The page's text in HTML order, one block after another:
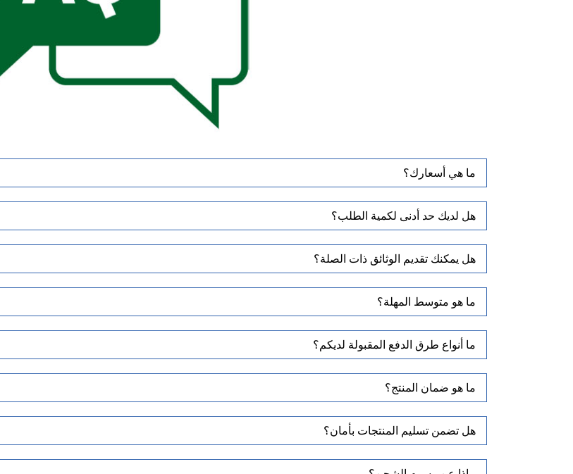
ما هي أسعارك؟
هل لديك حد أدنى لكمية الطلب؟
هل يمكنك تقديم الوثائق ذات الصلة؟
ما هو متوسط ​​المهلة؟
ما أنواع طرق الدفع المقبولة لديكم؟
ما هو ضمان المنتج؟
هل تضمن تسليم المنتجات بأمان؟